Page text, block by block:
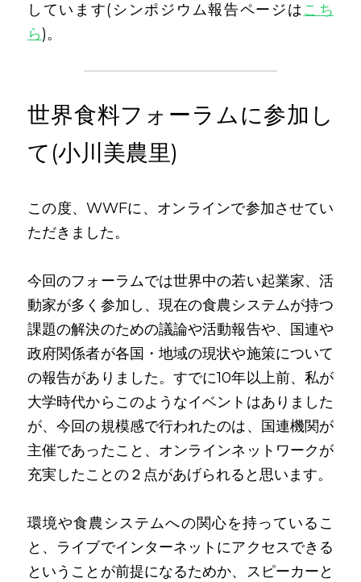
しています(シンポジウム報告ページはこち
ら)。
世界食料フォーラムに参加し
て(小川美農里)
この度、WWFに、オンラインで参加させてい
ただきました。
今回のフォーラムでは世界中の若い起業家、活
動家が多く参加し、現在の食農システムが持つ
課題の解決のための議論や活動報告や、国連や
政府関係者が各国・地域の現状や施策について
の報告がありました。すでに10年以上前、私が
大学時代からこのようなイベントはありました
が、今回の規模感で行われたのは、国連機関が
主催であったこと、オンラインネットワークが
充実したことの２点があげられると思います。
環境や食農システムへの関心を持っているこ
と、ライブでインターネットにアクセスできる
ということが前提になるためか、スピーカーと